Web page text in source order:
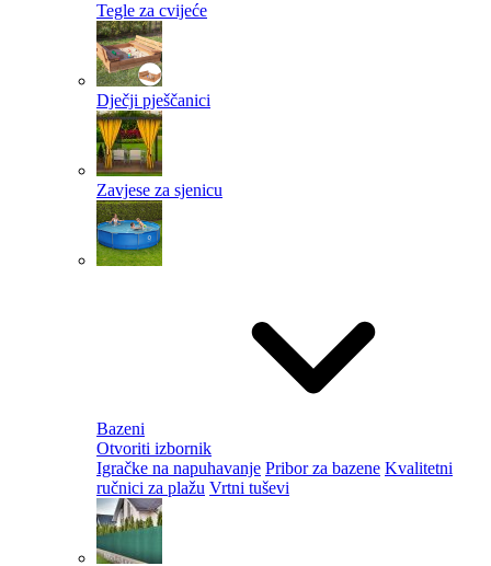
Tegle za cvijeće
Dječji pješčanici
Zavjese za sjenicu
Bazeni
Otvoriti izbornik
Igračke na napuhavanje Pribor za bazene Kvalitetni
ručnici za plažu Vrtni tuševi